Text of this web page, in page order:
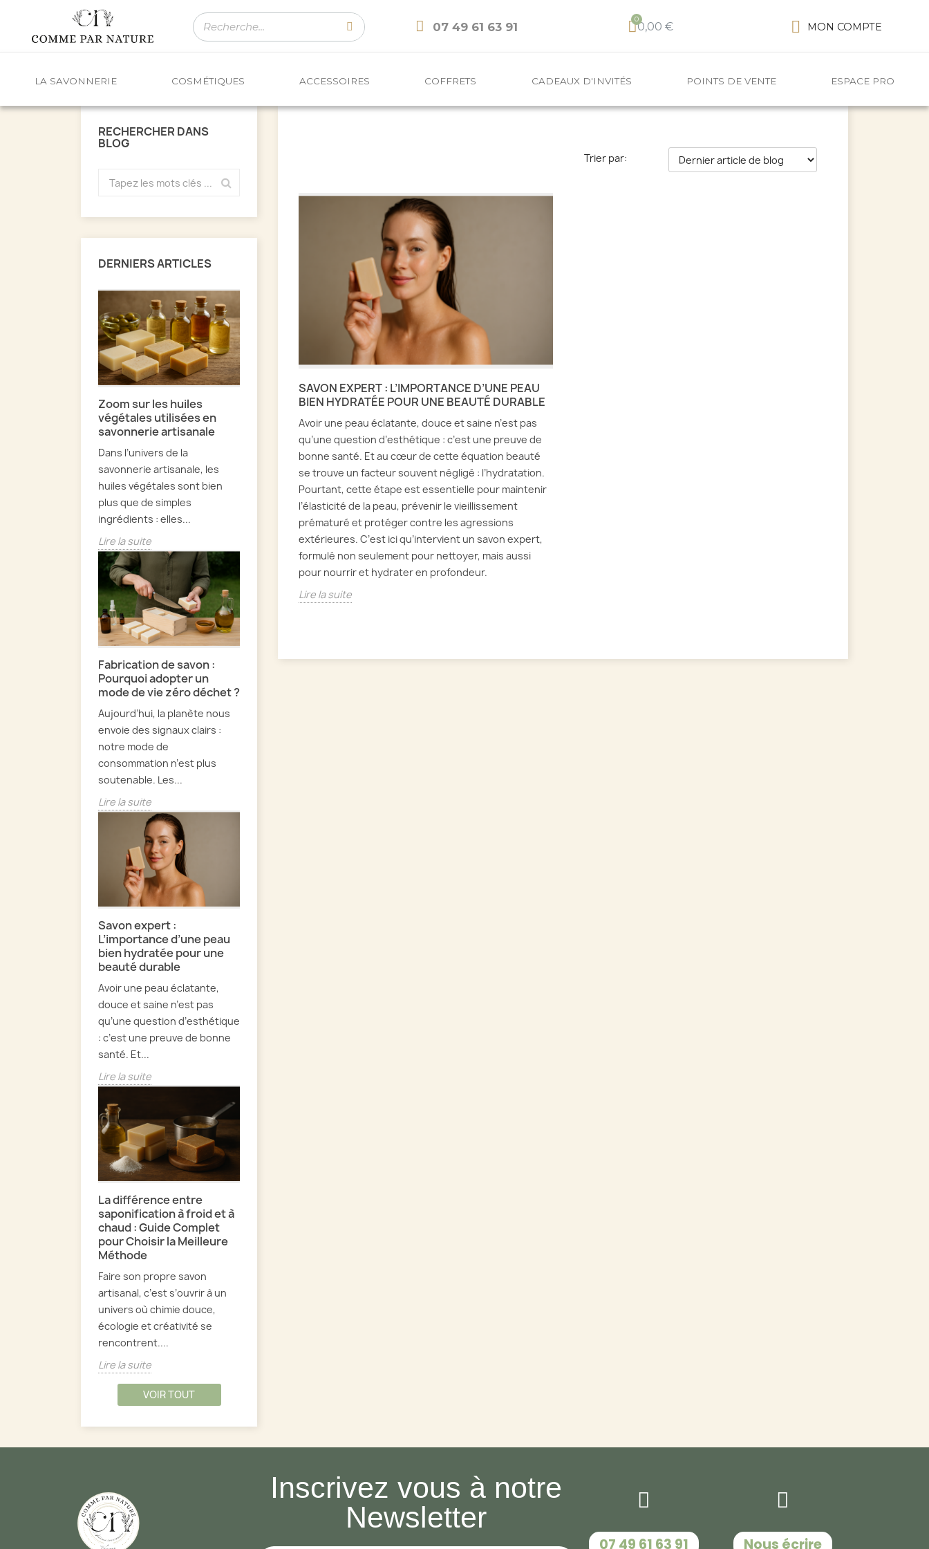
07 49 61 63 91 0,00 € MON COMPTE
LA SAVONNERIE COSMÉTIQUES ACCESSOIRES COFFRETS CADEAUX D'INVITÉS POINTS DE VENTE ESPACE PRO
RECHERCHER DANS
BLOG
DERNIERS ARTICLES
Zoom sur les huiles
végétales utilisées en
savonnerie artisanale
Dans l’univers de la
savonnerie artisanale, les
huiles végétales sont bien
plus que de simples
ingrédients : elles...
Lire la suite
Fabrication de savon :
Pourquoi adopter un
mode de vie zéro déchet ?
Aujourd’hui, la planète nous
envoie des signaux clairs :
notre mode de
consommation n’est plus
soutenable. Les...
Lire la suite
Savon expert :
L’importance d’une peau
bien hydratée pour une
beauté durable
Avoir une peau éclatante,
douce et saine n’est pas
qu’une question d’esthétique
: c’est une preuve de bonne
santé. Et...
Lire la suite
La différence entre
saponification à froid et à
chaud : Guide Complet
pour Choisir la Meilleure
Méthode
Faire son propre savon
artisanal, c’est s’ouvrir à un
univers où chimie douce,
écologie et créativité se
rencontrent....
Lire la suite
VOIR TOUT
Trier par:
SAVON EXPERT : L’IMPORTANCE D’UNE PEAU
BIEN HYDRATÉE POUR UNE BEAUTÉ DURABLE
Avoir une peau éclatante, douce et saine n’est pas
qu’une question d’esthétique : c’est une preuve de
bonne santé. Et au cœur de cette équation beauté
se trouve un facteur souvent négligé : l’hydratation.
Pourtant, cette étape est essentielle pour maintenir
l’élasticité de la peau, prévenir le vieillissement
prématuré et protéger contre les agressions
extérieures. C’est ici qu’intervient un savon expert,
formulé non seulement pour nettoyer, mais aussi
pour nourrir et hydrater en profondeur.
Lire la suite
Inscrivez vous à notre
Newsletter
‭07 49 61 63 91‬ Nous écrire